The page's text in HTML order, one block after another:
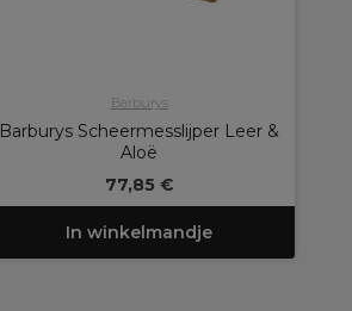
Barburys
Barburys Scheermesslijper Leer &
Aloë
77,85 €
In winkelmandje